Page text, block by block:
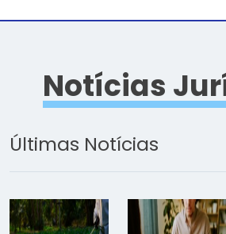
Notícias
Últimas Notícias